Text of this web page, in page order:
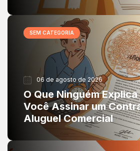
SEM CATEGORIA
06 de agosto de 2026
O Que Ninguém
Você Assinar um
Aluguel Comercial